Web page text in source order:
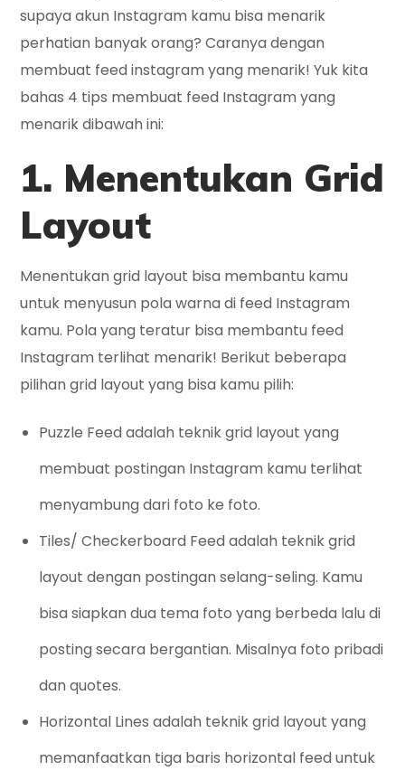
supaya akun Instagram kamu bisa menarik
perhatian banyak orang? Caranya dengan
membuat feed instagram yang menarik! Yuk kita
bahas 4 tips membuat feed Instagram yang
menarik dibawah ini:
1. Menentukan Grid
Layout
Menentukan grid layout bisa membantu kamu
untuk menyusun pola warna di feed Instagram
kamu. Pola yang teratur bisa membantu feed
Instagram terlihat menarik! Berikut beberapa
pilihan grid layout yang bisa kamu pilih:
Puzzle Feed adalah teknik grid layout yang
membuat postingan Instagram kamu terlihat
menyambung dari foto ke foto.
Tiles/ Checkerboard Feed adalah teknik grid
layout dengan postingan selang-seling. Kamu
bisa siapkan dua tema foto yang berbeda lalu di
posting secara bergantian. Misalnya foto pribadi
dan quotes.
Horizontal Lines adalah teknik grid layout yang
memanfaatkan tiga baris horizontal feed untuk